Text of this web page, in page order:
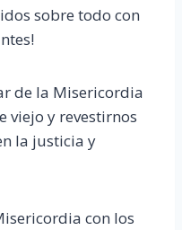
sobre todo con
de la Misericordia
viejo y revestirnos
la justicia y
con los